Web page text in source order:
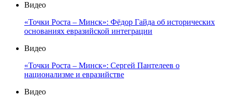
Видео
«Точки Роста – Минск»: Фёдор Гайда об исторических
основаниях евразийской интеграции
Видео
«Точки Роста – Минск»: Сергей Пантелеев о
национализме и евразийстве
Видео